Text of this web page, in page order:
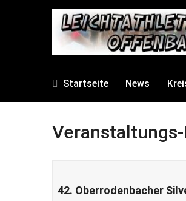
Startseite News
42. Oberrodenbacher